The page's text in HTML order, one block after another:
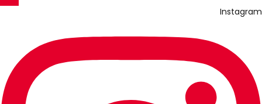
Instagram